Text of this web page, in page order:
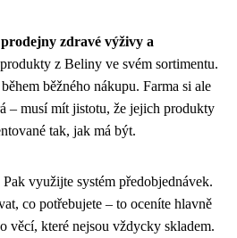
zdravé výživy a
z Beliny ve svém sortimentu.
běžného nákupu. Farma si ale
– musí mít jistotu, že jejich produkty
tak, jak má být.
využijte systém předobjednávek.
co potřebujete – to oceníte hlavně
věcí, které nejsou vždycky skladem.